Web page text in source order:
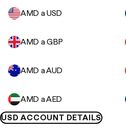
AMD a USD
AMD a GBP
AMD a AUD
AMD a AED
USD ACCOUNT DETAILS